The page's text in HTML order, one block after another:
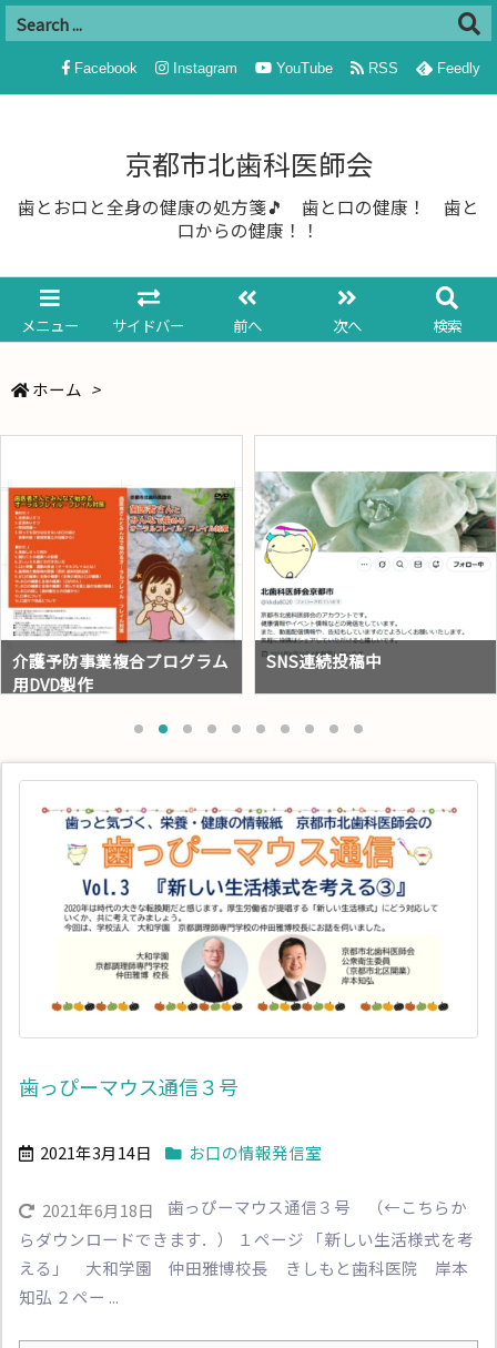
京都市北歯科医師会
歯とお口と全身の健康の処方箋🎵 歯と口の健康！ 歯と
口からの健康！！
メニュー サイドバー 前へ 次へ 検索
Facebook Instagram YouTube RSS Feedly
ホーム >
SNS連続投稿中
【9月はまいにち歯のひろ
歯っぴーマウス通信３号
2021年3月14日 お口の情報発信室
2021年6月18日
歯っぴーマウス通信３号 （←こちらか
らダウンロードできます．） １ページ 「新しい生活様式を考
える」 大和学園 仲田雅博校長 きしもと歯科医院 岸本
知弘 ２ペー ...